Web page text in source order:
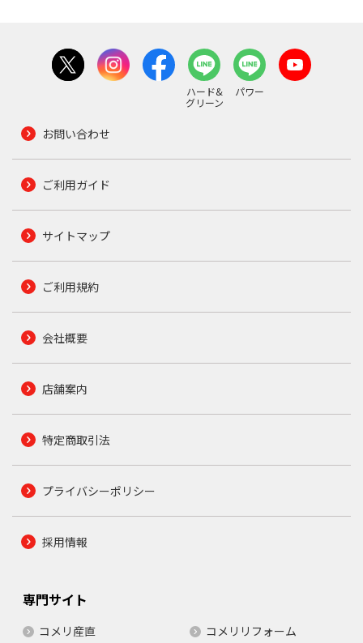
ハード&
グリーン
パワー
お問い合わせ
ご利用ガイド
サイトマップ
ご利用規約
会社概要
店舗案内
特定商取引法
プライバシーポリシー
採用情報
専門サイト
コメリ産直 コメリリフォーム